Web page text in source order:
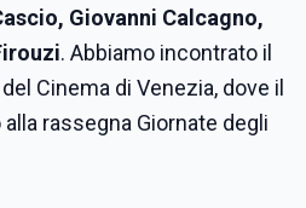
Giovanni Calcagno,
. Abbiamo incontrato il
Cinema di Venezia, dove il
rassegna Giornate degli